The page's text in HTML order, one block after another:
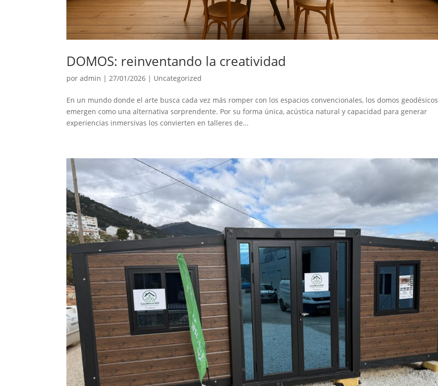
DOMOS: reinventando la creatividad
poradmin |27/01/2026 | Uncategorized
En un mundo donde el arte busca cada vez más romper con los espacios convencionales, los domos geodésicos
emergen como una alternativa sorprendente. Por su forma única, acústica natural y capacidad para generar
experiencias inmersivas los convierten en talleres de...